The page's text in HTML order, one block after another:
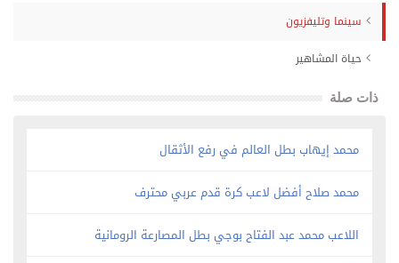
سينما وتليفزيون
حياة المشاهير
ذات صلة
محمد إيهاب بطل العالم في رفع الأثقال
محمد صلاح أفضل لاعب كرة قدم عربي محترف
اللاعب محمد عبد الفتاح بوجي بطل المصارعة الرومانية